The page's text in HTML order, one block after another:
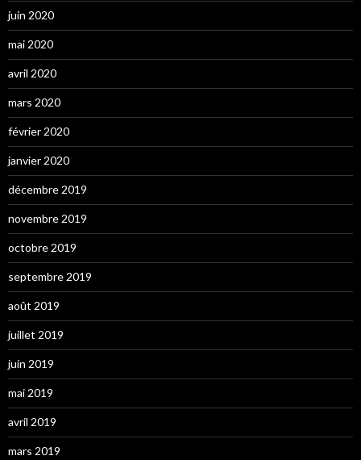
juin 2020
mai 2020
avril 2020
mars 2020
février 2020
janvier 2020
décembre 2019
novembre 2019
octobre 2019
septembre 2019
août 2019
juillet 2019
juin 2019
mai 2019
avril 2019
mars 2019